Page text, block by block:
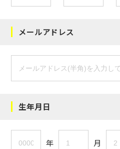
メールアドレス
生年月日
年 月